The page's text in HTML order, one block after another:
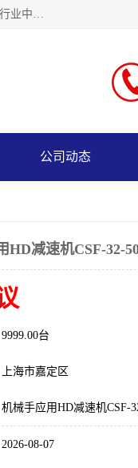
上海浜田实业有限公司专业致力于传动控制行业。面向工业机器人、半导体、机床、船舶、点胶、印刷、精密电子设备等行业中的运动控制技术。为日本哈默纳科（HarmonicDrive简称HD）中国地区定代理商，其生产的HarmonicDrive谐波减速机，具有轻量、小型、传动效率高、减速范围广、精度高等特点，被广泛应用于各种传动系统中。完善的技术，完善的售后，让您的选择无后顾之忧，欢迎您的来电洽谈！
公司动态
HD减速机CSF-32-
9999.00台
上海市嘉定区
机械手应用HD减速机CSF-
2026-08-07